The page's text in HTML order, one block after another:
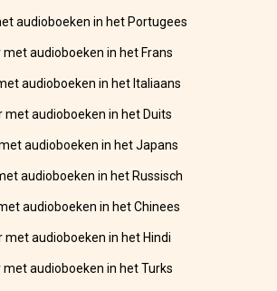
audioboeken in het Portugees
met audioboeken in het Frans
audioboeken in het Italiaans
met audioboeken in het Duits
audioboeken in het Japans
audioboeken in het Russisch
audioboeken in het Chinees
met audioboeken in het Hindi
met audioboeken in het Turks